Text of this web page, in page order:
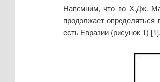
Напомним, что по Х.Дж.
продолжает
есть Евразии (рисунок 1) [1].